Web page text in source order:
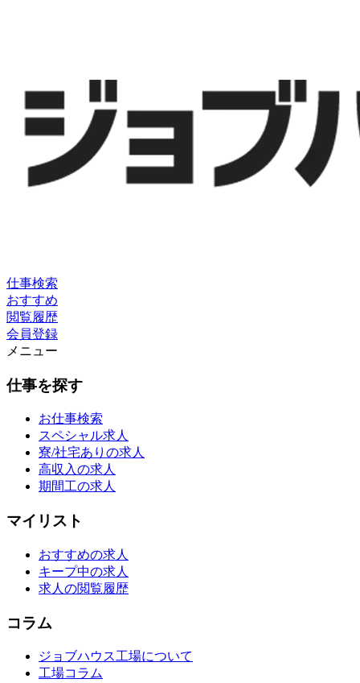
仕事検索
おすすめ
閲覧履歴
会員登録
メニュー
仕事を探す
お仕事検索
スペシャル求人
寮/社宅ありの求人
高収入の求人
期間工の求人
マイリスト
おすすめの求人
キープ中の求人
求人の閲覧履歴
コラム
ジョブハウス工場について
工場コラム